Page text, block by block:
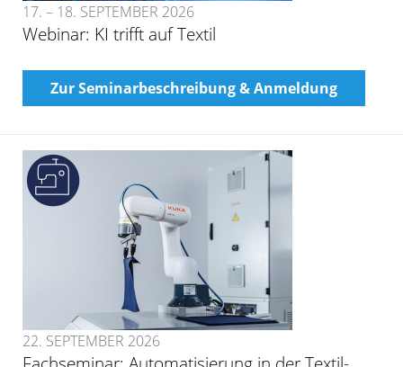
17. – 18. SEPTEMBER 2026
Webinar: KI trifft auf Textil
Zur Seminarbeschreibung & Anmeldung
22. SEPTEMBER 2026